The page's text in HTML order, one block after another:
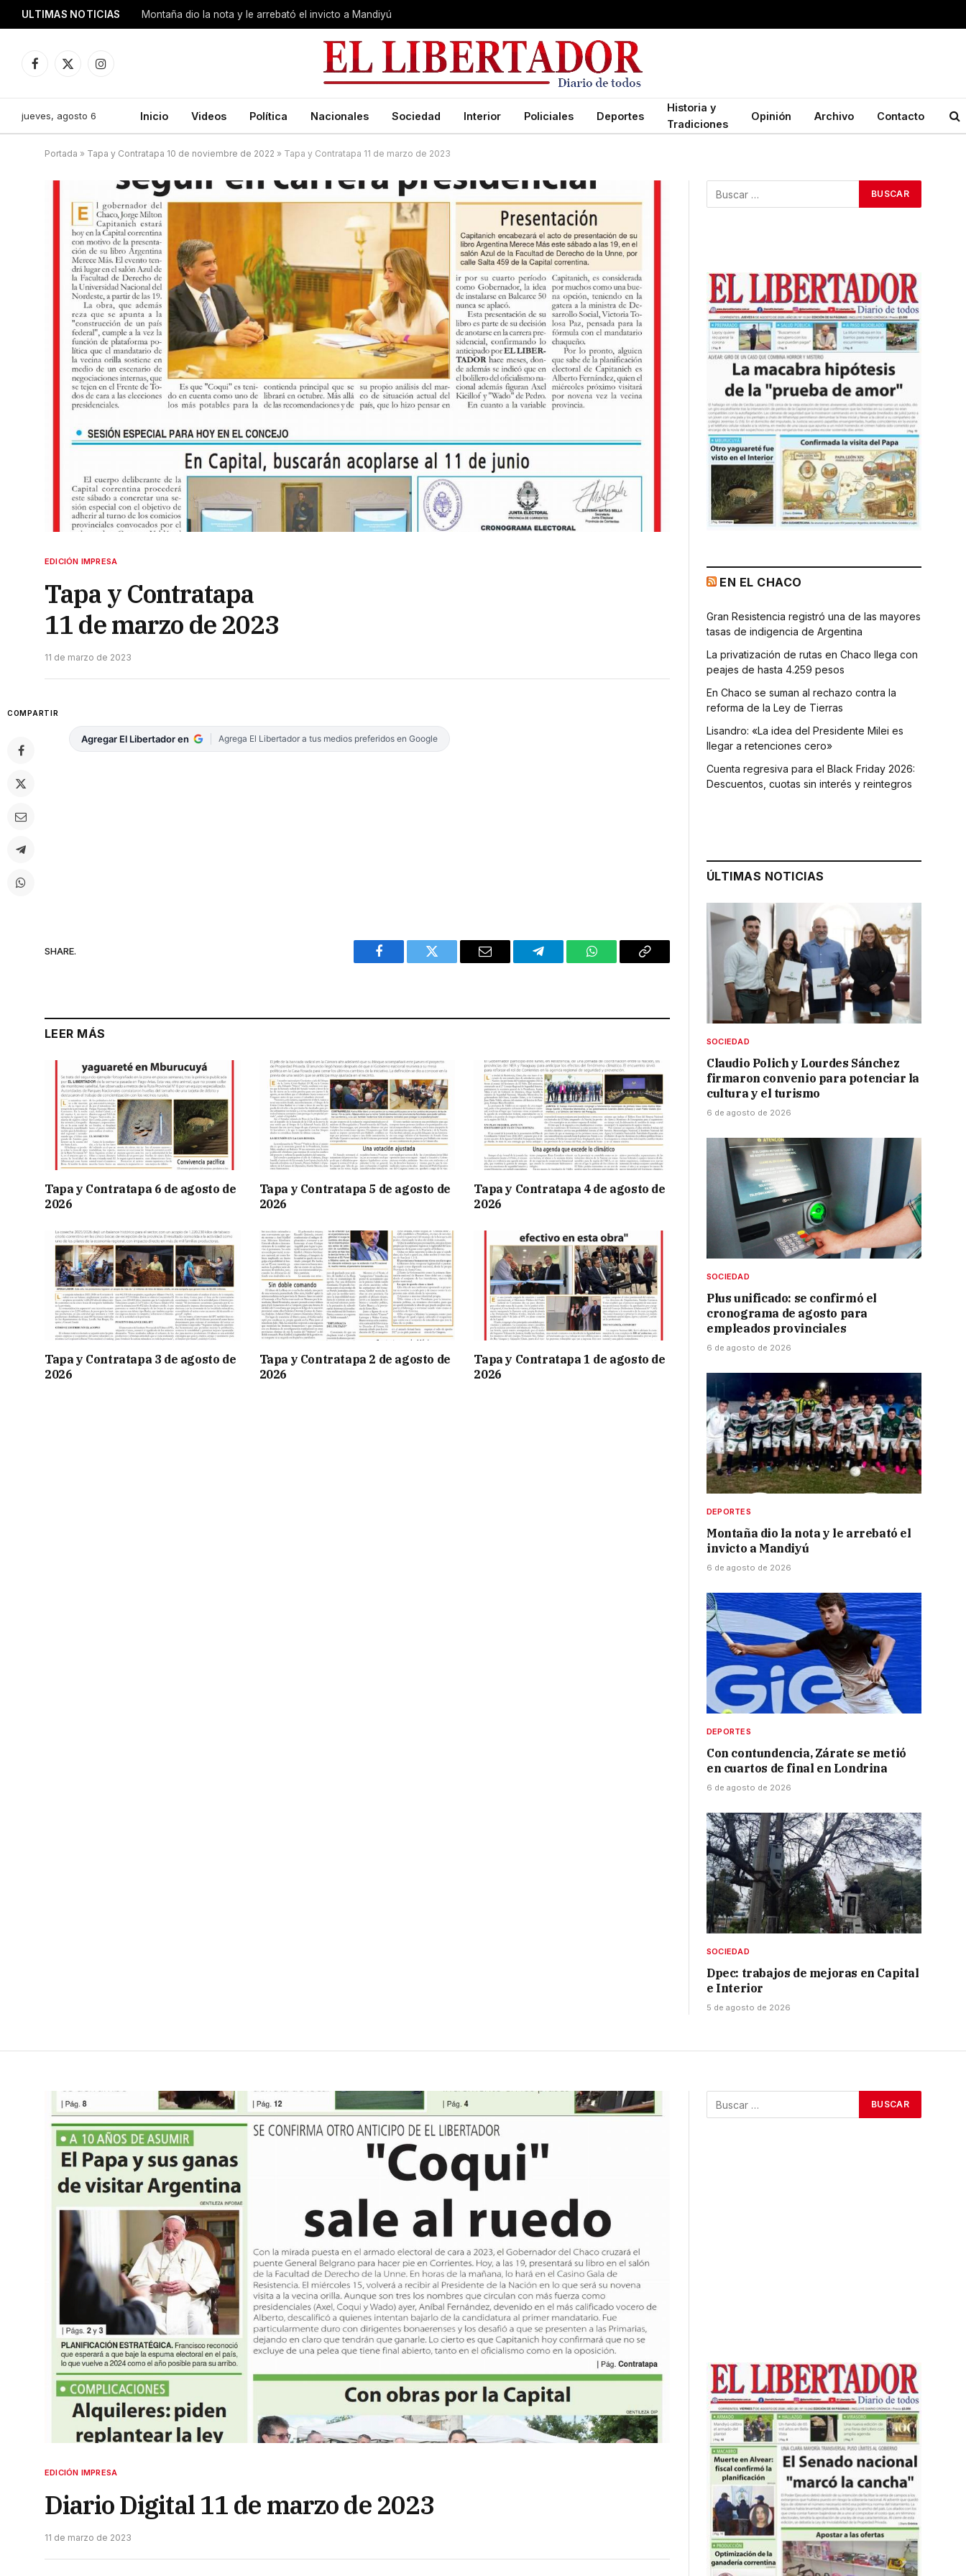
ULTIMAS NOTICIAS Montaña dio la nota y le arrebató el invicto a Mandiyú
Facebook
X
Instagram
jueves, agosto 6 Inicio Videos Política Nacionales Sociedad Interior Policiales Deportes
Historia y
Tradiciones
Opinión Archivo Contacto
Portada » Tapa y Contratapa 10 de noviembre de 2022 » Tapa y Contratapa 11 de marzo de 2023
EDICIÓN IMPRESA
Tapa y Contratapa
11 de marzo de 2023
11 de marzo de 2023
COMPARTIR
Agregar El Libertador en Agrega El Libertador a tus medios preferidos en Google
SHARE.
Facebook Twitter Email Telegram WhatsAppCopy
LEER MÁS
Tapa y Contratapa 6 de agosto de
2026
Tapa y Contratapa 5 de agosto de
2026
Tapa y Contratapa 4 de agosto de
2026
Tapa y Contratapa 3 de agosto de
2026
Tapa y Contratapa 2 de agosto de
2026
Tapa y Contratapa 1 de agosto de
2026
EN EL CHACO
Gran Resistencia registró una de las mayores
tasas de indigencia de Argentina
La privatización de rutas en Chaco llega con
peajes de hasta 4.259 pesos
En Chaco se suman al rechazo contra la
reforma de la Ley de Tierras
Lisandro: «La idea del Presidente Milei es
llegar a retenciones cero»
Cuenta regresiva para el Black Friday 2026:
Descuentos, cuotas sin interés y reintegros
ÚLTIMAS NOTICIAS
SOCIEDAD
Claudio Polich y Lourdes Sánchez
firmaron convenio para potenciar la
cultura y el turismo
6 de agosto de 2026
SOCIEDAD
Plus unificado: se confirmó el
cronograma de agosto para
empleados provinciales
6 de agosto de 2026
DEPORTES
Montaña dio la nota y le arrebató el
invicto a Mandiyú
6 de agosto de 2026
DEPORTES
Con contundencia, Zárate se metió
en cuartos de final en Londrina
6 de agosto de 2026
SOCIEDAD
Dpec: trabajos de mejoras en Capital
e Interior
5 de agosto de 2026
EDICIÓN IMPRESA
Diario Digital 11 de marzo de 2023
11 de marzo de 2023